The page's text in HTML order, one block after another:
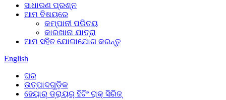
ସାଧାରଣ ପ୍ରଶ୍ନ
ଆମ ବିଷୟରେ
କମ୍ପାନୀ ପରିଚୟ
କାରଖାନା ଯାତ୍ରା
ଆମ ସହିତ ଯୋଗାଯୋଗ କରନ୍ତୁ
English
ଘର
ଉତ୍ପାଦଗୁଡ଼ିକ
ହେୟାର୍ ଡ୍ରାୟର୍ ହିଟିଂ ରାକ୍ ସିରିଜ୍